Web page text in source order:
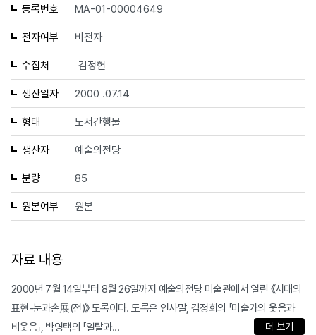
등록번호 MA-01-00004649
전자여부 비전자
수집처 김정헌
생산일자 2000 .07.14
형태 도서간행물
생산자 예술의전당
분량 85
원본여부 원본
자료 내용
2000년 7월 14일부터 8월 26일까지 예술의전당 미술관에서 열린 《시대의
표현-눈과손展(전)》 도록이다. 도록은 인사말, 김정희의 「미술가의 웃음과
비웃음」, 박영택의 「일탈과...
더 보기